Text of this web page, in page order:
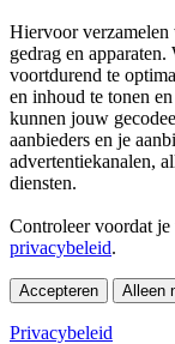
Hiervoor verzamelen
gedrag en
voortdurend te
en inhoud te tonen
kunnen jouw
aanbieders en je
advertentiekanalen,
diensten.
Controleer voordat je
privacybeleid.
Accepteren Alleen
Privacybeleid